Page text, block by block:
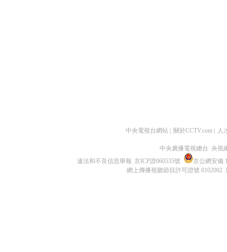
中央電視台網站 關於CCTV.com 人
中央廣播電視總台 央視
違法和不良信息舉報 京ICP證060535號
京公網安備
網上傳播視聽節目許可證號 0102002